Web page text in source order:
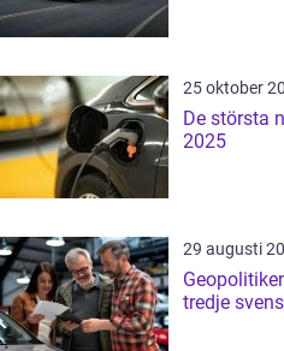
25 oktober
De största
2025
29 augusti
tredje